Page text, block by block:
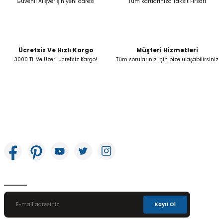
Gönder
Ücretsiz Ve Hızlı Kargo
3000 TL Ve Üzeri Ücretsiz Kargo!
Müşteri Hizmetleri
Tüm sorularınız için bize ulaşabilirsiniz
Kayıt Ol